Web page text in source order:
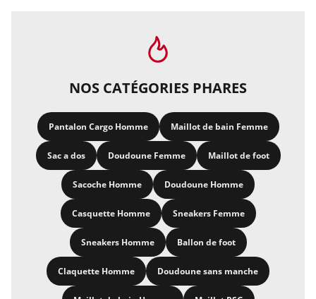
NOS CATÉGORIES PHARES
Pantalon Cargo Homme Maillot de bain Femme
Sac a dos Doudoune Femme Maillot de foot
Sacoche Homme Doudoune Homme
Casquette Homme Sneakers Femme
Sneakers Homme Ballon de foot
Claquette Homme Doudoune sans manche